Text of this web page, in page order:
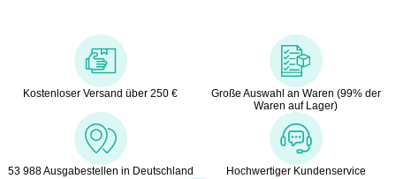
Kostenloser Versand über 250 €
Große Auswahl an Waren (99% der
Waren auf Lager)
53 988 Ausgabestellen in Deutschland Hochwertiger Kundenservice